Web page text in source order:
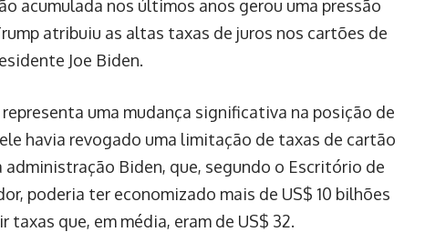
acumulada nos últimos anos gerou uma pressão
atribuiu as altas taxas de juros nos cartões de
Joe Biden.
uma mudança significativa na posição de
havia revogado uma limitação de taxas de cartão
Biden, que, segundo o Escritório de
poderia ter economizado mais de US$ 10 bilhões
taxas que, em média, eram de US$ 32.